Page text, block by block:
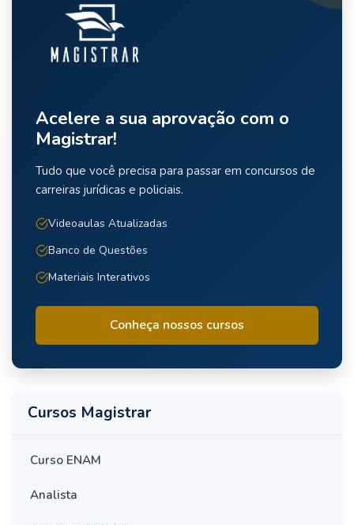
Acelere a sua aprovação com o
Magistrar!
Tudo que você precisa para passar em concursos de
carreiras jurídicas e policiais.
Videoaulas Atualizadas
Banco de Questões
Materiais Interativos
Conheça nossos cursos
Cursos Magistrar
Curso ENAM
Analista